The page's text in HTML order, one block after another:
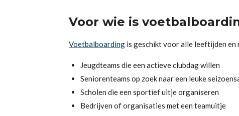
Voor wie is
Voetbalboarding is geschikt voor alle leeftijden
Jeugdteams die een actieve clubdag willen
Seniorenteams op zoek naar een leuke
Scholen die een sportief uitje organiseren
Bedrijven of organisaties met een teamuitje